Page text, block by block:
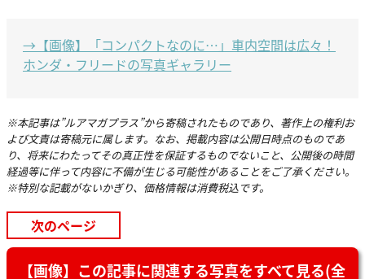
→【画像】「コンパクトなのに…」車内空間は広々！
ホンダ・フリードの写真ギャラリー
※本記事は”ルアマガプラス”から寄稿されたものであり、著作上の権利お
よび文責は寄稿元に属します。なお、掲載内容は公開日時点のものであ
り、将来にわたってその真正性を保証するものでないこと、公開後の時間
経過等に伴って内容に不備が生じる可能性があることをご了承ください。
※特別な記載がないかぎり、価格情報は消費税込です。
次のページ
【画像】この記事に関連する写真をすべて見る(全